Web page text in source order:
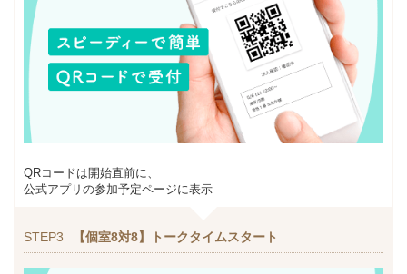
QRコードは開始直前に、
公式アプリの参加予定ページに表示
STEP3 【個室8対8】トークタイムスタート